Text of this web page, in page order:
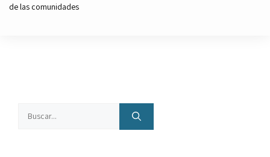
de las comunidades